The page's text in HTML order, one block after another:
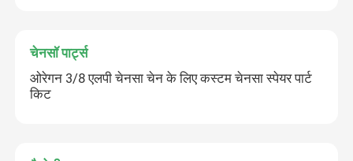
चेनसॉ पार्ट्स
ओरेगन 3/8 एलपी चेनसा चेन के लिए कस्टम चेनसा स्पेयर पार्ट
किट